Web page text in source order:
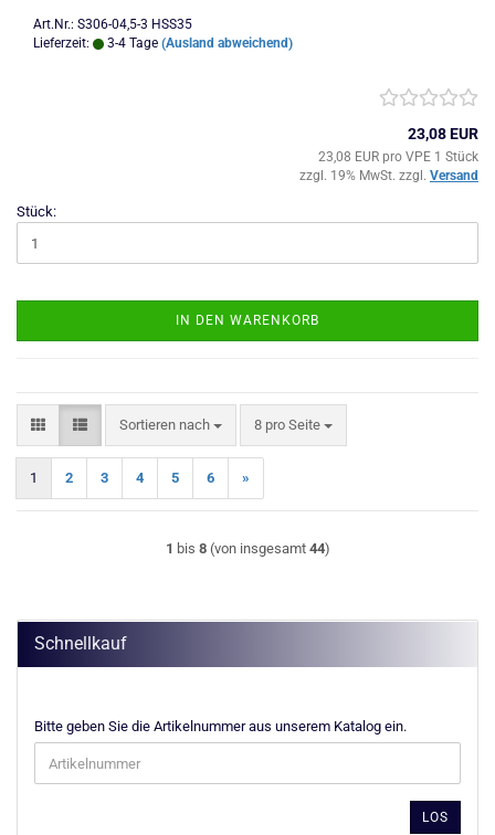
Art.Nr.: S306-04,5-3 HSS35
Lieferzeit:
3-4 Tage (Ausland abweichend)
23,08 EUR
23,08 EUR pro VPE 1 Stück
zzgl. 19% MwSt. zzgl. Versand
Stück:
IN DEN WARENKORB
Sortieren nach
Sortieren nach 8 pro Seite
pro Seite
1 2 3 4 5 6 »
1 bis 8(von insgesamt 44)
Schnellkauf
BITTE
GEBEN
SIE
DIE
Bitte geben Sie die Artikelnummer aus unserem Katalog ein.
LOS